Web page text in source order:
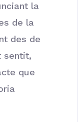
la
de la
des de
sentit,
que